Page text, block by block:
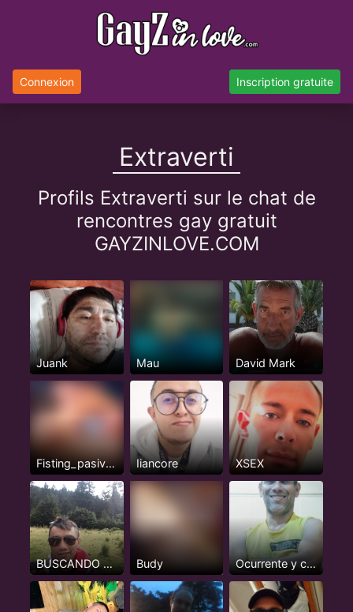
Connexion Inscription gratuite
Extraverti
Profils Extraverti sur le chat de
rencontres gay gratuit
GAYZINLOVE.COM
Juank Mau David Mark
Fisting_pasivazo Iiancore XSEX
BUSCANDO ACTIVOS O INTER MAS ACTIVO NADA DE PASIVOS Budy Ocurrente y cientifico